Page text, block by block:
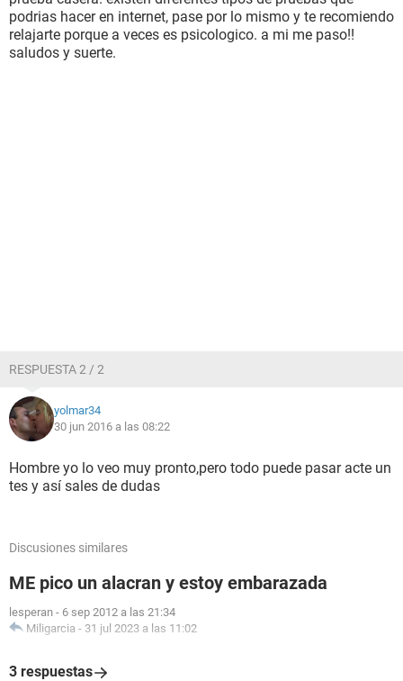
podrias hacer en internet, pase por lo mismo y te recomiendo
relajarte porque a veces es psicologico. a mi me paso!!
saludos y suerte.
RESPUESTA 2 / 2
yolmar34
30 jun 2016 a las 08:22
Hombre yo lo veo muy pronto,pero todo puede pasar acte un
tes y así sales de dudas
Discusiones similares
ME pico un alacran y estoy embarazada
lesperan - 6 sep 2012 a las 21:34
Miligarcia - 31 jul 2023 a las 11:02
3 respuestas